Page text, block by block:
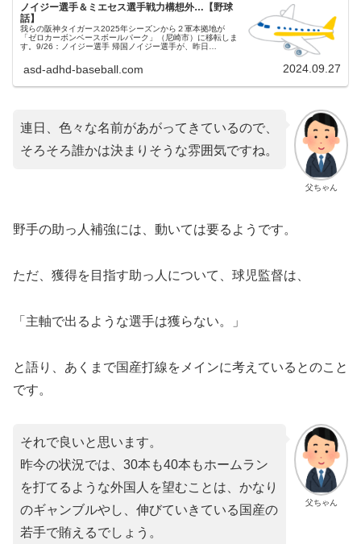
ノイジー選手＆ミエセス選手戦力構想外…【野球
話】
我らの阪神タイガース2025年シーズンから２軍本拠地が
「ゼロカーボンベースボールパーク」（尼崎市）に移転しま
す。9/26：ノイジー選手 帰国ノイジー選手が、昨日
優勝争い、３位以上が確...
asd-adhd-baseball.com 2024.09.27
父ちゃん
連日、色々な名前があがってきているので、
そろそろ誰かは決まりそうな雰囲気ですね。
野手の助っ人補強には、動いては要るようです。
ただ、獲得を目指す助っ人について、球児監督は、
「主軸で出るような選手は獲らない。」
と語り、あくまで国産打線をメインに考えているとのこと
です。
父ちゃん
それで良いと思います。
昨今の状況では、30本も40本もホームラン
を打てるような外国人を望むことは、かなり
のギャンブルやし、伸びていきている国産の
若手で賄えるでしょう。